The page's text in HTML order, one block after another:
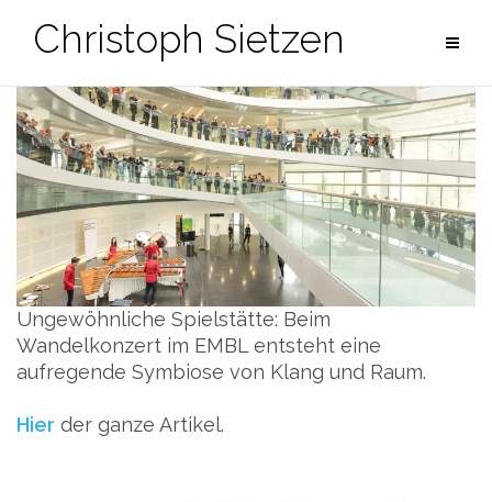
InhaltChristoph Sietzen
Ungewöhnliche Spielstätte: Beim
Wandelkonzert im EMBL entsteht eine
aufregende Symbiose von Klang und Raum.
Hier der ganze Artikel.